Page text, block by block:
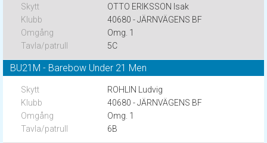
OTTO ERIKSSON Isak
40680 - JÄRNVÄGENS BF
Omg. 1
5C
BU21M - Barebow Under 21 Men
ROHLIN Ludvig
40680 - JÄRNVÄGENS BF
Omg. 1
6B